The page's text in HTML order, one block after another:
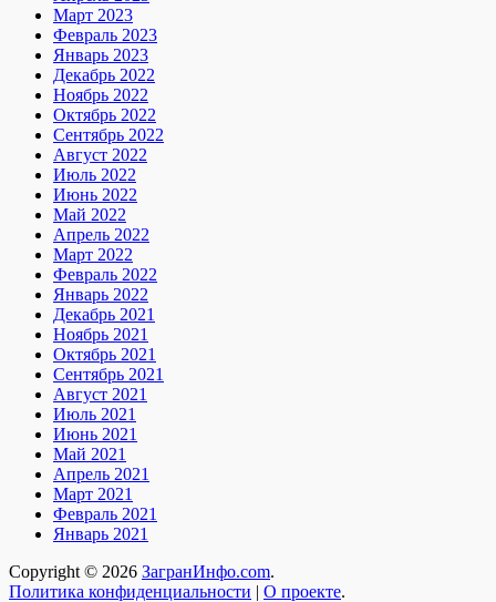
Март 2023
Февраль 2023
Январь 2023
Декабрь 2022
Ноябрь 2022
Октябрь 2022
Сентябрь 2022
Август 2022
Июль 2022
Июнь 2022
Май 2022
Апрель 2022
Март 2022
Февраль 2022
Январь 2022
Декабрь 2021
Ноябрь 2021
Октябрь 2021
Сентябрь 2021
Август 2021
Июль 2021
Июнь 2021
Май 2021
Апрель 2021
Март 2021
Февраль 2021
Январь 2021
Copyright © 2026 ЗагранИнфо.com.
Политика конфиденциальности | О проекте.